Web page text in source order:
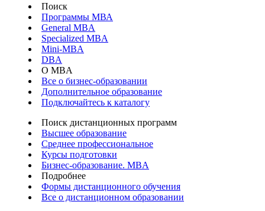
Поиск
Программы МВА
General MBA
Specialized MBA
Mini-MBA
DBA
О MBA
Все о бизнес-образовании
Дополнительное образование
Подключайтесь к каталогу
Поиск дистанционных программ
Высшее образование
Среднее профессиональное
Курсы подготовки
Бизнес-образование. MBA
Подробнее
Формы дистанционного обучения
Все о дистанционном образовании